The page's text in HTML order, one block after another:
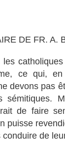
DE FR. A.
les
ce qui,
devons pas
sémitiques.
de faire
puisse
de